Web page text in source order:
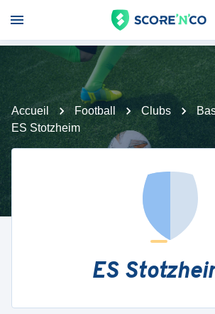
Accueil Football Clubs
ES Stotzheim
ES